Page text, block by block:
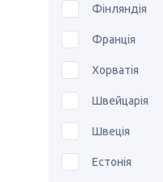
Фінляндія
Франція
Хорватія
Швейцарія
Швеція
Естонія